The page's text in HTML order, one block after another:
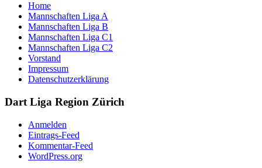
Home
Mannschaften Liga A
Mannschaften Liga B
Mannschaften Liga C1
Mannschaften Liga C2
Vorstand
Impressum
Datenschutzerklärung
Dart Liga Region Zürich
Anmelden
Eintrags-Feed
Kommentar-Feed
WordPress.org